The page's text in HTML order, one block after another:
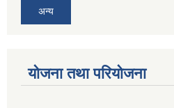
अन्य
योजना तथा परियोजना